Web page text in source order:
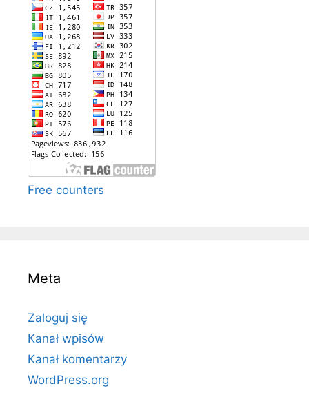
Free counters
Meta
Zaloguj się
Kanał wpisów
Kanał komentarzy
WordPress.org